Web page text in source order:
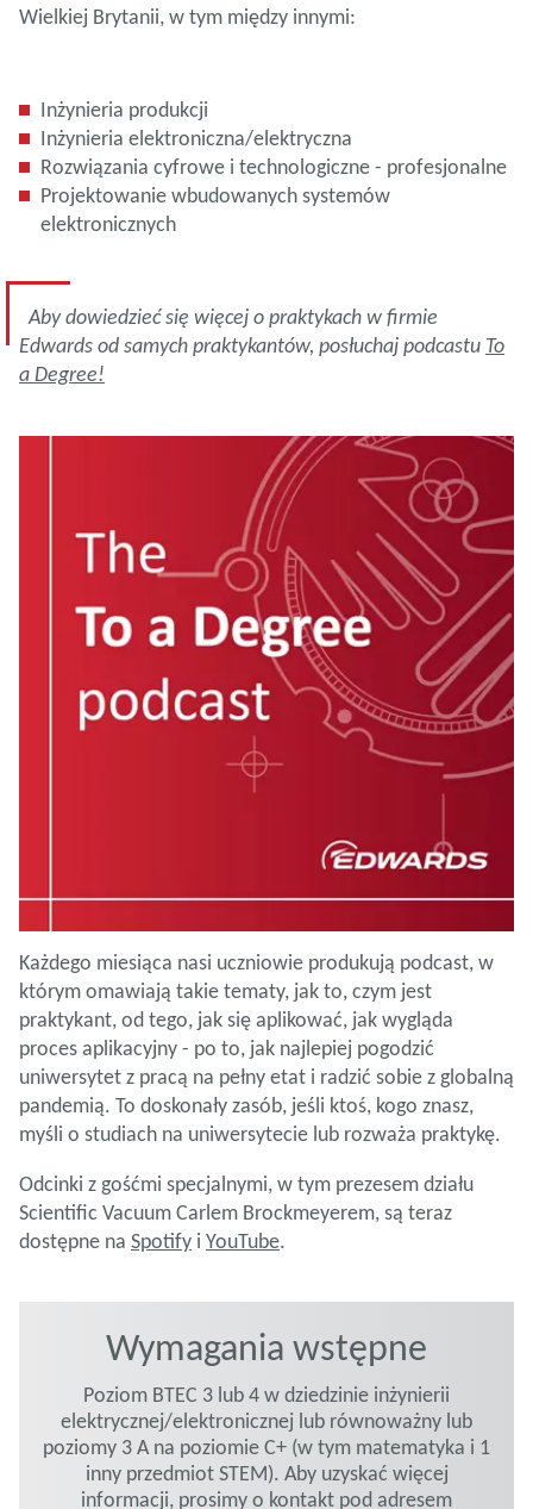
Wielkiej Brytanii, w tym między innymi:
Inżynieria produkcji
Inżynieria elektroniczna/elektryczna
Rozwiązania cyfrowe i technologiczne - profesjonalne
Projektowanie wbudowanych systemów
elektronicznych
Aby dowiedzieć się więcej o praktykach w firmie
Edwards od samych praktykantów, posłuchaj podcastu To
a Degree!
Każdego miesiąca nasi uczniowie produkują podcast, w
którym omawiają takie tematy, jak to, czym jest
praktykant, od tego, jak się aplikować, jak wygląda
proces aplikacyjny - po to, jak najlepiej pogodzić
uniwersytet z pracą na pełny etat i radzić sobie z globalną
pandemią. To doskonały zasób, jeśli ktoś, kogo znasz,
myśli o studiach na uniwersytecie lub rozważa praktykę.
Odcinki z gośćmi specjalnymi, w tym prezesem działu
Scientific Vacuum Carlem Brockmeyerem, są teraz
dostępne na Spotify i YouTube.
Wymagania wstępne
Poziom BTEC 3 lub 4 w dziedzinie inżynierii
elektrycznej/elektronicznej lub równoważny lub
poziomy 3 A na poziomie C+ (w tym matematyka i 1
inny przedmiot STEM). Aby uzyskać więcej
informacji, prosimy o kontakt pod adresem